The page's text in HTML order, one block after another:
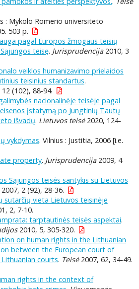
: Mykolo Romerio universiteto
503 p.
pagal Europos žmogaus teisių
teisę. Jurisprudencija2010, 3
veiklos humanizavimo prielaidos
teisinius standartus.
(102), 88-94.
nacionalinėje teisėje pagal
įstatymą po Jungtinių Tautų
išvadų. Lietuvos teisė2020, 124-
vykdymas. Vilnius : Justitia, 2006 [i.e.
property. Jurisprudencija2009, 4
Sąjungos teisės santykis su Lietuvos
2 (92), 28-36.
sutarčių vieta Lietuvos teisinėje
2, 7-10.
tarptautinės teisės aspektai.
2010, 5, 305-320.
on human rights in the Lithuanian
between the European court of
courts. Teisė2007, 62, 34-49.
rights in the context of